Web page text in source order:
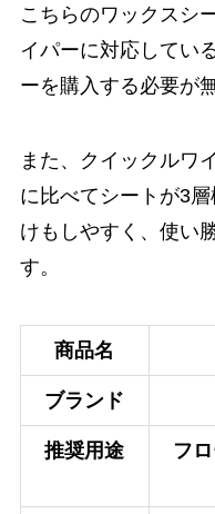
こちらのワックスシ
イパーに対応してい
ーを購入する必要が
また、クイックルワ
に比べてシートが3
けもしやすく、使い
す。
商品名
ブランド
推奨用途 フ